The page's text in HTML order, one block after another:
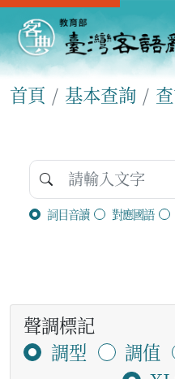
首頁 基本查詢
詞目音讀 對應國語
聲調標記
調型
調值